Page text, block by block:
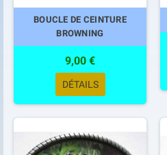
BOUCLE DE CEINTURE
BROWNING
9,00 €
DÉTAILS